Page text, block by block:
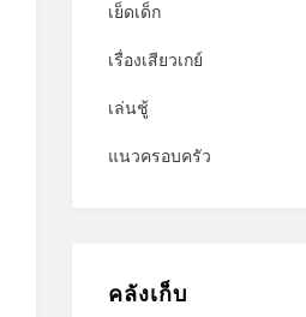
เย็ดเด็ก
เรื่องเสียวเกย์
เล่นชู้
แนวครอบครัว
คลังเก็บ